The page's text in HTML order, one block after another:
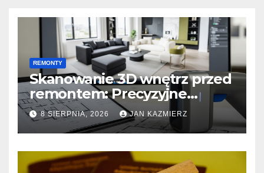
REMONTY
Skanowanie 3D wnętrz przed
remontem: Precyzyjne
pomiary i projektowanie
mebli.
8 SIERPNIA, 2026 JAN KAZMIERZ